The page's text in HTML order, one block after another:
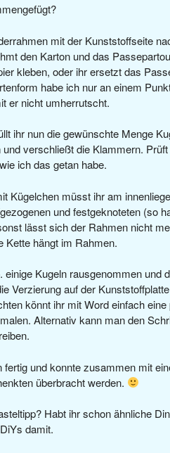
mit der Kunststoffseite
den Karton und das
kleben, oder ihr ersetzt das
habe ich nur an einem
er nicht umherrutscht.
ihr nun die gewünschte Menge
verschließt die Klammern.
ich das getan habe.
Kügelchen müsst ihr am
und festgeknoteten (so
lässt sich der Rahmen nicht
Kette hängt im Rahmen.
einige Kugeln rausgenommen und
Verzierung auf der
könnt ihr mit Word einfach
Alternativ kann man den
und konnte zusammen mit
überbracht werden.
Habt ihr schon ähnliche
damit.